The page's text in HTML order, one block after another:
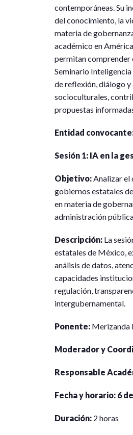
contemporáneas. Su
del conocimiento, la
materia de
académico en
permitan comprender
Seminario
de reflexión, diálogo
socioculturales,
propuestas
Entidad
Sesión 1: IA en la
Objetivo:Analizar el
gobiernos estatales
en materia de
administración
Descripción: La
estatales de México,
análisis de datos,
capacidades
regulación,
intergubernamental.
Ponente: Merizanda
Moderador y
Responsable
Fecha y horario: 6
Duración: 2 horas